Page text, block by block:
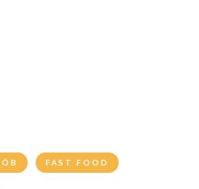
FAST FOOD